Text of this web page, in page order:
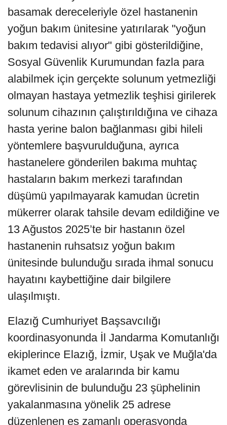
basamak dereceleriyle özel hastanenin
yoğun bakım ünitesine yatırılarak "yoğun
bakım tedavisi alıyor" gibi gösterildiğine,
Sosyal Güvenlik Kurumundan fazla para
alabilmek için gerçekte solunum yetmezliği
olmayan hastaya yetmezlik teşhisi girilerek
solunum cihazının çalıştırıldığına ve cihaza
hasta yerine balon bağlanması gibi hileli
yöntemlere başvurulduğuna, ayrıca
hastanelere gönderilen bakıma muhtaç
hastaların bakım merkezi tarafından
düşümü yapılmayarak kamudan ücretin
mükerrer olarak tahsile devam edildiğine ve
13 Ağustos 2025’te bir hastanın özel
hastanenin ruhsatsız yoğun bakım
ünitesinde bulunduğu sırada ihmal sonucu
hayatını kaybettiğine dair bilgilere
ulaşılmıştı.
Elazığ Cumhuriyet Başsavcılığı
koordinasyonunda İl Jandarma Komutanlığı
ekiplerince Elazığ, İzmir, Uşak ve Muğla'da
ikamet eden ve aralarında bir kamu
görevlisinin de bulunduğu 23 şüphelinin
yakalanmasına yönelik 25 adrese
düzenlenen eş zamanlı operasyonda